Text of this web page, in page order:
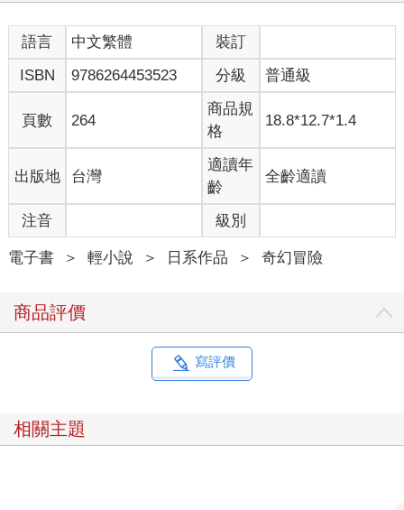
語言 中文繁體
裝訂
ISBN
9786264453523 分級 普通級
頁數 264
商品規
格
18.8*12.7*1.4
出版地 台灣
適讀年
齡
全齡適讀
注音 級別
電子書 ＞ 輕小說 ＞ 日系作品 ＞ 奇幻冒險
商品評價
寫評價
相關主題